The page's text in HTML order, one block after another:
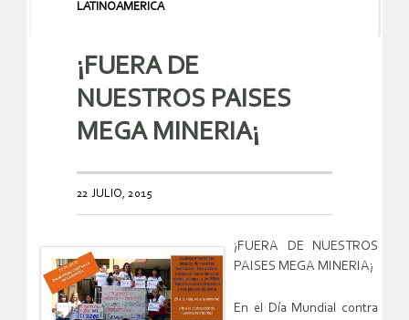
LATINOAMERICA
¡FUERA DE
NUESTROS PAISES
MEGA MINERIA¡
22 JULIO, 2015
¡FUERA DE NUESTROS
PAISES MEGA MINERIA¡
En el Día Mundial contra